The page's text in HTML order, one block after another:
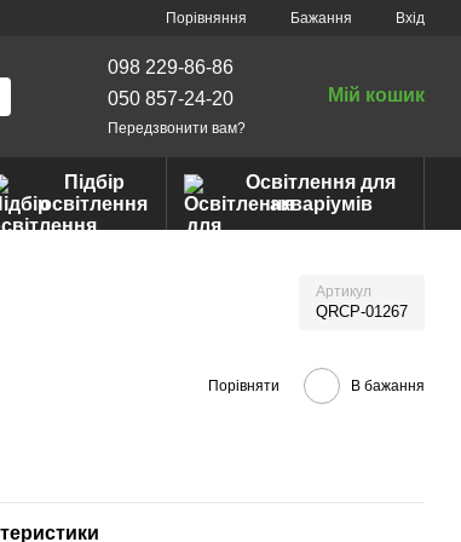
Порівняння Бажання Вхід
098 229-86-86
050 857-24-20
Передзвонити вам?
Мій кошик
Підбір
освітлення
Освітлення для
акваріумів
Артикул
QRCP-01267
Порівняти В бажання